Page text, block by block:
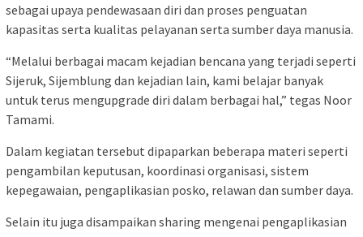
sebagai upaya pendewasaan diri dan proses penguatan
kapasitas serta kualitas pelayanan serta sumber daya manusia.
“Melalui berbagai macam kejadian bencana yang terjadi seperti
Sijeruk, Sijemblung dan kejadian lain, kami belajar banyak
untuk terus mengupgrade diri dalam berbagai hal,” tegas Noor
Tamami.
Dalam kegiatan tersebut dipaparkan beberapa materi seperti
pengambilan keputusan, koordinasi organisasi, sistem
kepegawaian, pengaplikasian posko, relawan dan sumber daya.
Selain itu juga disampaikan sharing mengenai pengaplikasian